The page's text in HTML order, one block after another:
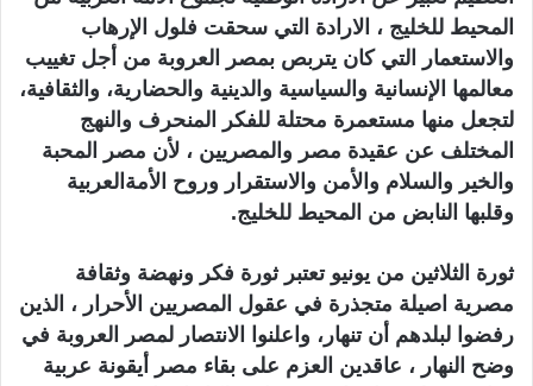
ي
ا
المحيط للخليج ، الارادة التي سحقت فلول الإرهاب
والاستعمار التي كان يتربص بمصر العروبة من أجل تغييب
معالمها الإنسانية والسياسية والدينية والحضارية، والثقافية،
لتجعل منها مستعمرة محتلة للفكر المنحرف والنهج
المختلف عن عقيدة مصر والمصريين ، لأن مصر المحبة
والخير والسلام والأمن والاستقرار وروح الأمةالعربية
وقلبها النابض من المحيط للخليج.
ثورة الثلاثين من يونيو تعتبر ثورة فكر ونهضة وثقافة
مصرية اصيلة متجذرة في عقول المصريين الأحرار ، الذين
رفضوا لبلدهم أن تنهار، واعلنوا الانتصار لمصر العروبة في
وضح النهار ، عاقدين العزم على بقاء مصر أيقونة عربية